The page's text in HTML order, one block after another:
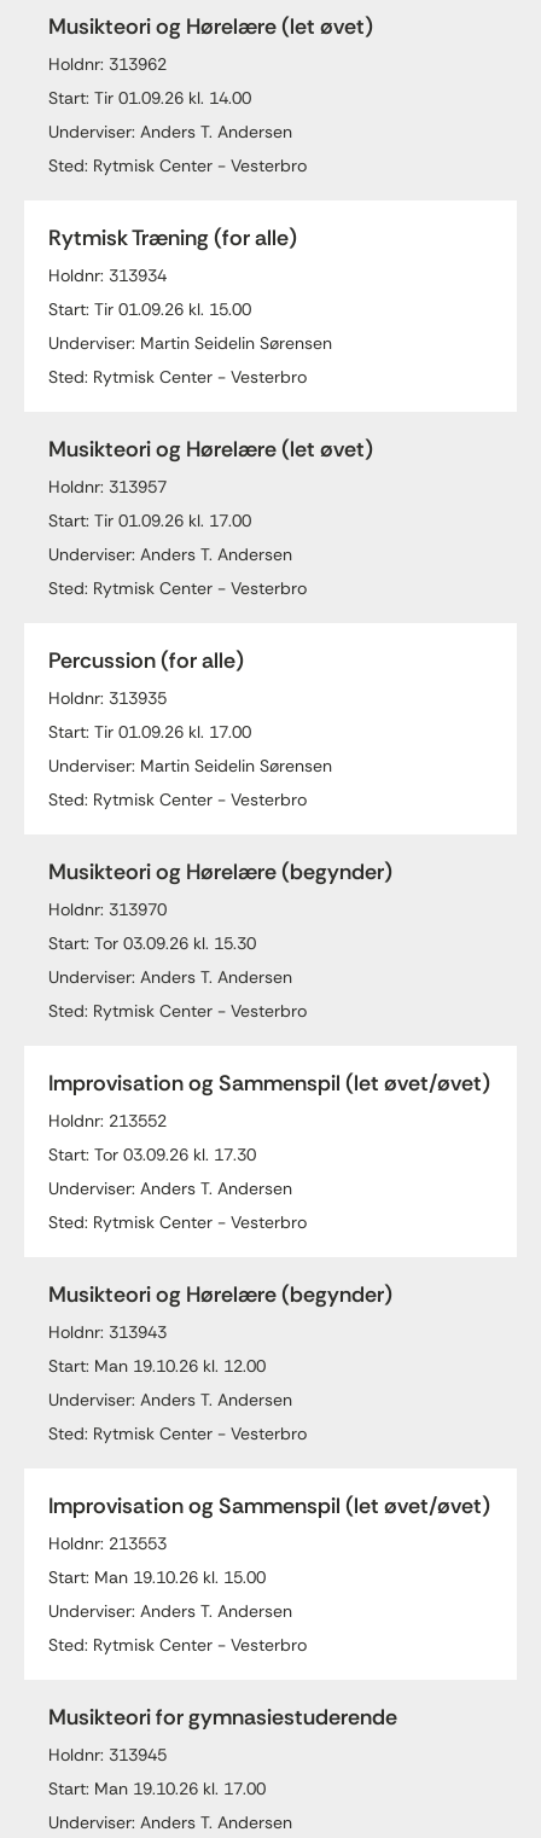
Musikteori og Hørelære (let øvet)
Holdnr: 313962
Start: Tir 01.09.26 kl. 14.00
Underviser: Anders T. Andersen
Sted: Rytmisk Center - Vesterbro
Rytmisk Træning (for alle)
Holdnr: 313934
Start: Tir 01.09.26 kl. 15.00
Underviser: Martin Seidelin Sørensen
Sted: Rytmisk Center - Vesterbro
Musikteori og Hørelære (let øvet)
Holdnr: 313957
Start: Tir 01.09.26 kl. 17.00
Underviser: Anders T. Andersen
Sted: Rytmisk Center - Vesterbro
Percussion (for alle)
Holdnr: 313935
Start: Tir 01.09.26 kl. 17.00
Underviser: Martin Seidelin Sørensen
Sted: Rytmisk Center - Vesterbro
Musikteori og Hørelære (begynder)
Holdnr: 313970
Start: Tor 03.09.26 kl. 15.30
Underviser: Anders T. Andersen
Sted: Rytmisk Center - Vesterbro
Improvisation og Sammenspil (let øvet/øvet)
Holdnr: 213552
Start: Tor 03.09.26 kl. 17.30
Underviser: Anders T. Andersen
Sted: Rytmisk Center - Vesterbro
Musikteori og Hørelære (begynder)
Holdnr: 313943
Start: Man 19.10.26 kl. 12.00
Underviser: Anders T. Andersen
Sted: Rytmisk Center - Vesterbro
Improvisation og Sammenspil (let øvet/øvet)
Holdnr: 213553
Start: Man 19.10.26 kl. 15.00
Underviser: Anders T. Andersen
Sted: Rytmisk Center - Vesterbro
Musikteori for gymnasiestuderende
Holdnr: 313945
Start: Man 19.10.26 kl. 17.00
Underviser: Anders T. Andersen